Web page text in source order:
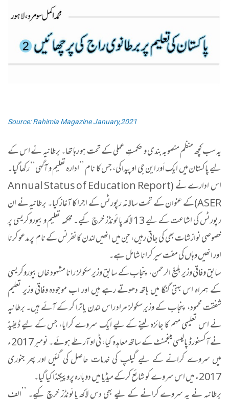
Source: Rahimia Magazine January,2021
یہ سب کچھ منظم منصوبہ بندی و حکمتِ عملی کے تحت ہو رہا تھا۔ برطانیہ نے اس کے
لیے پاکستان میں ایک اَور این جی او پیدا کی، جس کا نام ’’ادارہ تعلیم و آگہی‘‘ رکھا گیا۔
اس ادارے نے (Annual Status of Education Report
ASER)کے عنوان کے تحت سالانہ رپورٹس کے اجرا کا آغاز کیا۔ برطانیہ نے ان
رپورٹس کی اشاعت کے لیے 13 لاکھ پائونڈز خرچ کیے۔ محکمہ تعلیم و بیوروکریسی پر
خصوصی نوازشات بھی کی جاتی رہیں، جن میں انھیں لندن کانفرنس کے نام پر مدعو کرنا
اور انھیں وہاں کی مفت سیر کرانا شامل ہے۔
سابق وفاقی وزیر بلیغ الرحمن، پنجاب کے سابق وزیر سکولز رانا مشہود خاں بیوروکریسی
کے ہمراہ اس بہتی گنگا میں ہاتھ دھوتے رہے ہیں اور اب موجودہ وفاقی وزیر تعلیم
شفقت محمود، پنجاب کے وزیرِ سکولز مراد راس لندن یاترا کر کے آئے ہیں۔ برطانیہ
نے اس تعلیمی مہم کا جائزہ لینے کے لیے ایک سروے کرایا، جس کے لیے ڈیفیڈ
نے آکسفورڈ پالیسی مینجمنٹ کے ساتھ معاہدہ کیا، ٹی او آر طے ہوئے۔ نومبر 2017ء
میں سروے کرانے کے لیے گیلپ کی خدمات حاصل کی گئیں اور پھر جنوری
2017ء میں اس سروے کو شائع کرکے میڈیا میں دوبارہ پروپیگنڈا کیا گیا۔
برطانیہ نے یہ سروے کرانے کے لیے بھی دس لاکھ پائونڈز خرچ کیے۔ ’’الف